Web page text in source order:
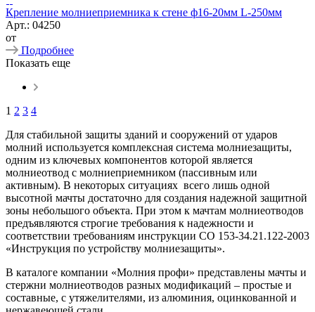
Крепление молниеприемника к стене ф16-20мм L-250мм
Арт.: 04250
от
Подробнее
Показать еще
1 2 3 4
Для стабильной защиты зданий и сооружений от ударов
молний используется комплексная система молниезащиты,
одним из ключевых компонентов которой является
молниеотвод с молниеприемником (пассивным или
активным). В некоторых ситуациях всего лишь одной
высотной мачты достаточно для создания надежной защитной
зоны небольшого объекта. При этом к мачтам молниеотводов
предъявляются строгие требования к надежности и
соответствии требованиям инструкции СО 153-34.21.122-2003
«Инструкция по устройству молниезащиты».
В каталоге компании «Молния профи» представлены мачты и
стержни молниеотводов разных модификаций – простые и
составные, с утяжелителями, из алюминия, оцинкованной и